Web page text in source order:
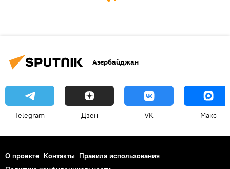
Азербайджан
Telegram Дзен VK Макс
О проекте Контакты Правила использования